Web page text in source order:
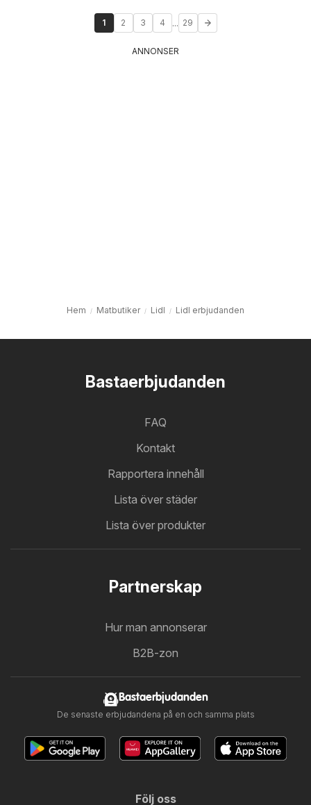
1 2 3 4 ... 29
ANNONSER
Hem Matbutiker Lidl Lidl erbjudanden
Bastaerbjudanden
FAQ
Kontakt
Rapportera innehåll
Lista över städer
Lista över produkter
Partnerskap
Hur man annonserar
B2B-zon
Bastaerbjudanden
De senaste erbjudandena på en och samma plats
Följ oss